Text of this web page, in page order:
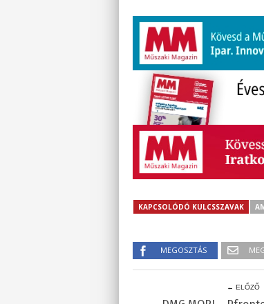
KAPCSOLÓDÓ KULCSSZAVAK
MEGOSZTÁS
← ELŐZŐ